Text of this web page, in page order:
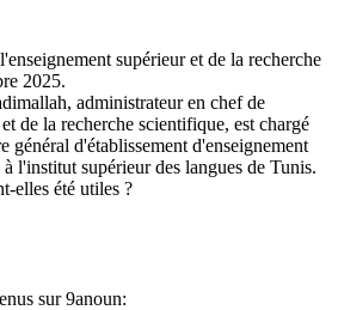
supérieur et de la recherche
2025.
administrateur en chef de
de la recherche scientifique, est chargé
général d'établissement d'enseignement
l'institut supérieur des langues de Tunis.
elles été utiles ?
sur 9anoun: